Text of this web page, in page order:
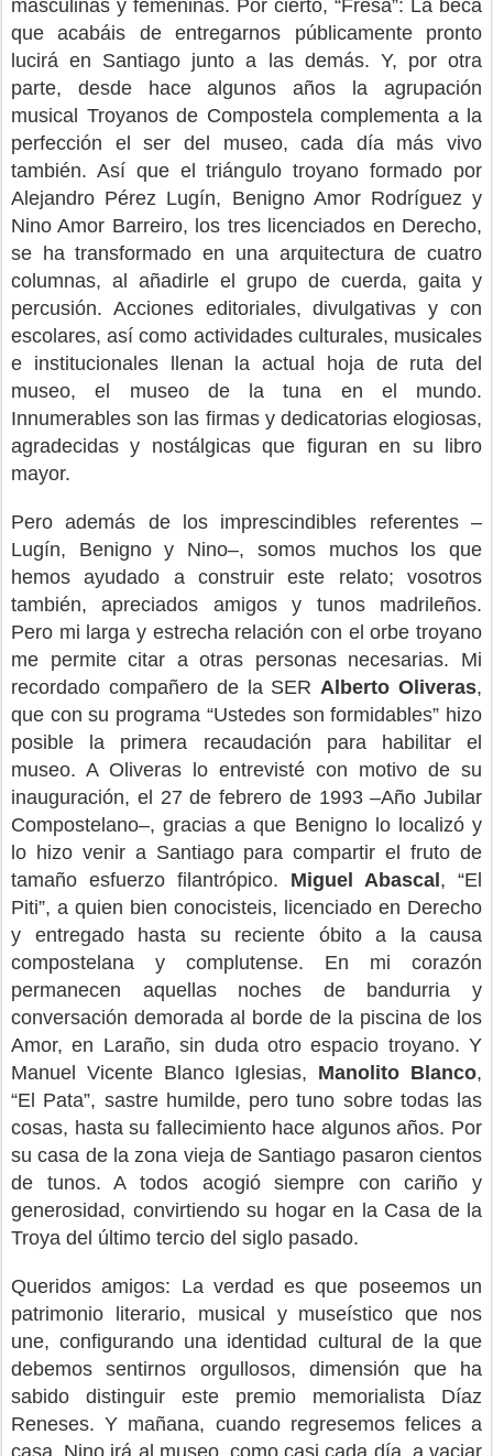
masculinas y femeninas. Por cierto, “Fresa”: La beca
que acabáis de entregarnos públicamente pronto
lucirá en Santiago junto a las demás. Y, por otra
parte, desde hace algunos años la agrupación
musical Troyanos de Compostela complementa a la
perfección el ser del museo, cada día más vivo
también. Así que el triángulo troyano formado por
Alejandro Pérez Lugín, Benigno Amor Rodríguez y
Nino Amor Barreiro, los tres licenciados en Derecho,
se ha transformado en una arquitectura de cuatro
columnas, al añadirle el grupo de cuerda, gaita y
percusión. Acciones editoriales, divulgativas y con
escolares, así como actividades culturales, musicales
e institucionales llenan la actual hoja de ruta del
museo, el museo de la tuna en el mundo.
Innumerables son las firmas y dedicatorias elogiosas,
agradecidas y nostálgicas que figuran en su libro
mayor.
Pero además de los imprescindibles referentes –
Lugín, Benigno y Nino–, somos muchos los que
hemos ayudado a construir este relato; vosotros
también, apreciados amigos y tunos madrileños.
Pero mi larga y estrecha relación con el orbe troyano
me permite citar a otras personas necesarias. Mi
recordado compañero de la SER Alberto Oliveras,
que con su programa “Ustedes son formidables” hizo
posible la primera recaudación para habilitar el
museo. A Oliveras lo entrevisté con motivo de su
inauguración, el 27 de febrero de 1993 –Año Jubilar
Compostelano–, gracias a que Benigno lo localizó y
lo hizo venir a Santiago para compartir el fruto de
tamaño esfuerzo filantrópico. Miguel Abascal, “El
Piti”, a quien bien conocisteis, licenciado en Derecho
y entregado hasta su reciente óbito a la causa
compostelana y complutense. En mi corazón
permanecen aquellas noches de bandurria y
conversación demorada al borde de la piscina de los
Amor, en Laraño, sin duda otro espacio troyano. Y
Manuel Vicente Blanco Iglesias, Manolito Blanco,
“El Pata”, sastre humilde, pero tuno sobre todas las
cosas, hasta su fallecimiento hace algunos años. Por
su casa de la zona vieja de Santiago pasaron cientos
de tunos. A todos acogió siempre con cariño y
generosidad, convirtiendo su hogar en la Casa de la
Troya del último tercio del siglo pasado.
Queridos amigos: La verdad es que poseemos un
patrimonio literario, musical y museístico que nos
une, configurando una identidad cultural de la que
debemos sentirnos orgullosos, dimensión que ha
sabido distinguir este premio memorialista Díaz
Reneses. Y mañana, cuando regresemos felices a
casa, Nino irá al museo, como casi cada día, a vaciar